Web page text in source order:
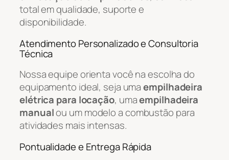
total em qualidade, suporte e
disponibilidade.
Atendimento Personalizado e Consultoria
Técnica
Nossa equipe orienta você na escolha do
equipamento ideal, seja umaempilhadeira
elétrica para locação, umaempilhadeira
manualou um modelo a combustão para
atividades mais intensas.
Pontualidade e Entrega Rápida